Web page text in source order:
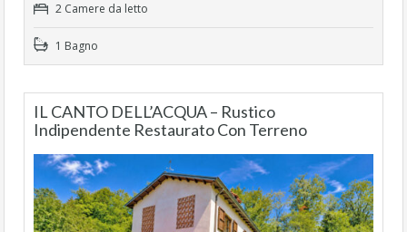
2 Camere da letto
1 Bagno
IL CANTO DELL’ACQUA – Rustico
Indipendente Restaurato Con Terreno